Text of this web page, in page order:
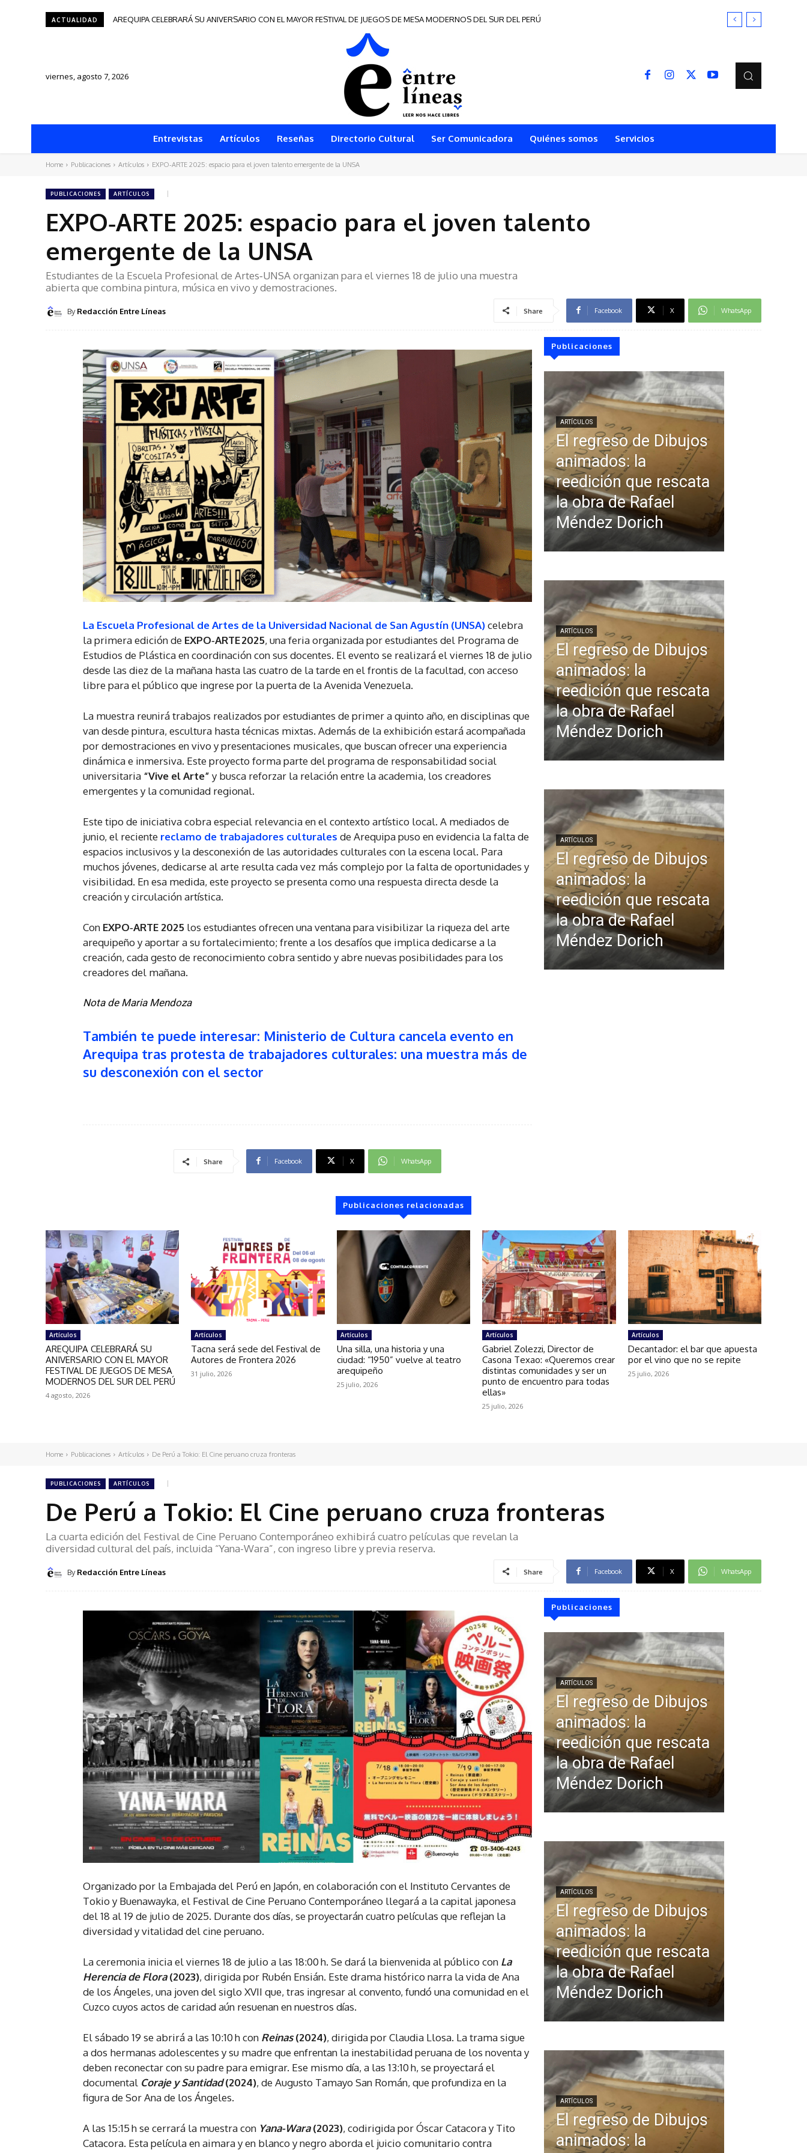
ACTUALIDAD AREQUIPA CELEBRARÁ SU ANIVERSARIO CON EL MAYOR FESTIVAL DE JUEGOS DE MESA MODERNOS DEL SUR DEL PERÚ
Tacna será sede del Festival de Autores de Frontera 2026
viernes, agosto 7, 2026
Entrevistas Artículos Reseñas Directorio Cultural Ser Comunicadora Quiénes somos Servicios
Home Publicaciones Artículos EXPO‑ARTE 2025: espacio para el joven talento emergente de la UNSA
PUBLICACIONES ARTÍCULOS
EXPO‑ARTE 2025: espacio para el joven talento
emergente de la UNSA
Estudiantes de la Escuela Profesional de Artes‑UNSA organizan para el viernes 18 de julio una muestra
abierta que combina pintura, música en vivo y demostraciones.
By Redacción Entre Líneas Share Facebook X WhatsApp
La Escuela Profesional de Artes de la Universidad Nacional de San Agustín (UNSA)celebra
la primera edición de EXPO‑ARTE 2025, una feria organizada por estudiantes del Programa de
Estudios de Plástica en coordinación con sus docentes. El evento se realizará el viernes 18 de julio
desde las diez de la mañana hasta las cuatro de la tarde en el frontis de la facultad, con acceso
libre para el público que ingrese por la puerta de la Avenida Venezuela.
La muestra reunirá trabajos realizados por estudiantes de primer a quinto año, en disciplinas que
van desde pintura, escultura hasta técnicas mixtas. Además de la exhibición estará acompañada
por demostraciones en vivo y presentaciones musicales, que buscan ofrecer una experiencia
dinámica e inmersiva. Este proyecto forma parte del programa de responsabilidad social
universitaria “Vive el Arte” y busca reforzar la relación entre la academia, los creadores
emergentes y la comunidad regional.
Este tipo de iniciativa cobra especial relevancia en el contexto artístico local. A mediados de
junio, el reciente reclamo de trabajadores culturales de Arequipa puso en evidencia la falta de
espacios inclusivos y la desconexión de las autoridades culturales con la escena local. Para
muchos jóvenes, dedicarse al arte resulta cada vez más complejo por la falta de oportunidades y
visibilidad. En esa medida, este proyecto se presenta como una respuesta directa desde la
creación y circulación artística.
Con EXPO‑ARTE 2025 los estudiantes ofrecen una ventana para visibilizar la riqueza del arte
arequipeño y aportar a su fortalecimiento; frente a los desafíos que implica dedicarse a la
creación, cada gesto de reconocimiento cobra sentido y abre nuevas posibilidades para los
creadores del mañana.
Nota de Maria Mendoza
También te puede interesar: Ministerio de Cultura cancela evento en
Arequipa tras protesta de trabajadores culturales: una muestra más de
su desconexión con el sector
Share Facebook X WhatsApp
Publicaciones
ARTÍCULOS
El regreso de Dibujos
animados: la
reedición que rescata
la obra de Rafael
Méndez Dorich
ARTÍCULOS
El regreso de Dibujos
animados: la
reedición que rescata
la obra de Rafael
Méndez Dorich
ARTÍCULOS
El regreso de Dibujos
animados: la
reedición que rescata
la obra de Rafael
Méndez Dorich
Publicaciones relacionadas
Artículos
AREQUIPA CELEBRARÁ SU
ANIVERSARIO CON EL MAYOR
FESTIVAL DE JUEGOS DE MESA
MODERNOS DEL SUR DEL PERÚ
4 agosto, 2026
Artículos
Tacna será sede del Festival de
Autores de Frontera 2026
31 julio, 2026
Artículos
Una silla, una historia y una
ciudad: “1950” vuelve al teatro
arequipeño
25 julio, 2026
Artículos
Gabriel Zolezzi, Director de
Casona Texao: «Queremos crear
distintas comunidades y ser un
punto de encuentro para todas
ellas»
25 julio, 2026
Artículos
Decantador: el bar que apuesta
por el vino que no se repite
25 julio, 2026